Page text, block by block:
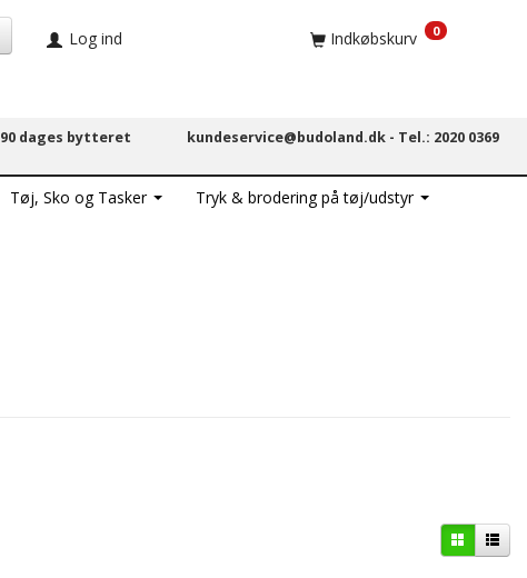
Log ind Indkøbskurv 0
90 dages bytteret kundeservice@budoland.dk - Tel.: 2020 0369
Tøj, Sko og Tasker
Tryk & brodering på tøj/udstyr